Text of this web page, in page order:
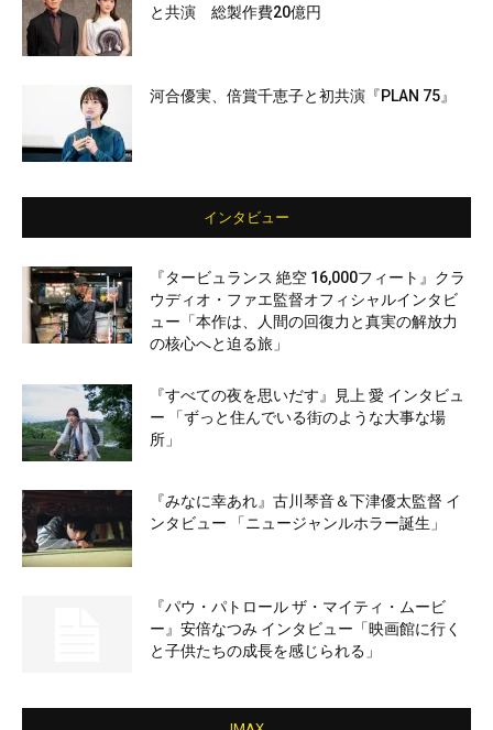
と共演 総製作費20億円
河合優実、倍賞千恵子と初共演『PLAN 75』
インタビュー
『タービュランス 絶空 16,000フィート』クラ
ウディオ・ファエ監督オフィシャルインタビ
ュー「本作は、人間の回復力と真実の解放力
の核心へと迫る旅」
『すべての夜を思いだす』見上 愛 インタビュ
ー 「ずっと住んでいる街のような大事な場
所」
『みなに幸あれ』古川琴音＆下津優太監督 イ
ンタビュー 「ニュージャンルホラー誕生」
『パウ・パトロール ザ・マイティ・ムービ
ー』安倍なつみ インタビュー「映画館に行く
と子供たちの成長を感じられる」